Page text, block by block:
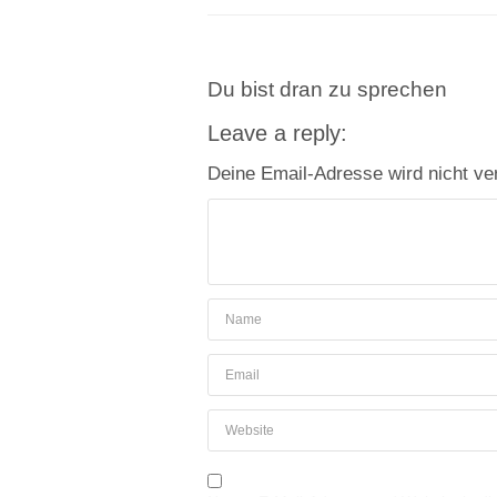
Du bist dran zu sprechen
Leave a reply:
Deine Email-Adresse wird nicht